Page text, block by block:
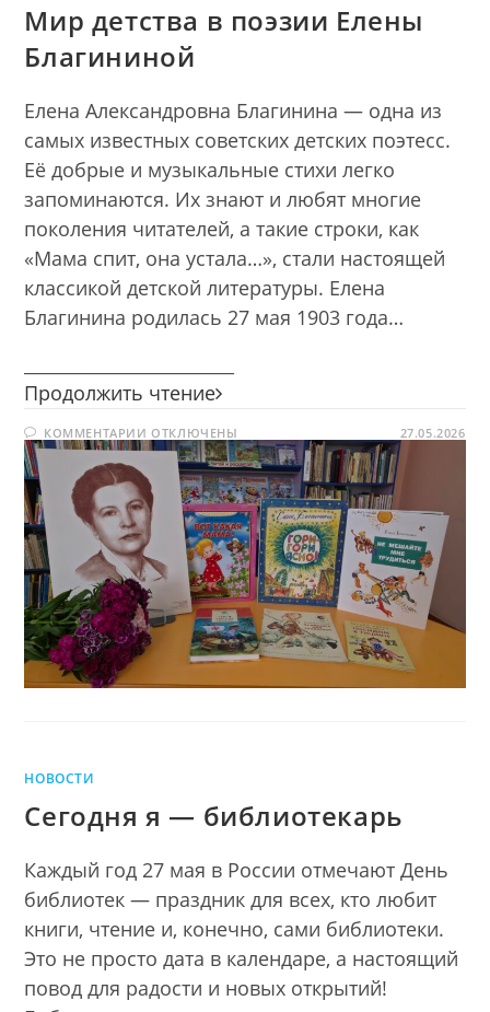
Мир детства в поэзии Елены
Благининой
Елена Александровна Благинина — одна из
самых известных советских детских поэтесс.
Её добрые и музыкальные стихи легко
запоминаются. Их знают и любят многие
поколения читателей, а такие строки, как
«Мама спит, она устала…», стали настоящей
классикой детской литературы. Елена
Благинина родилась 27 мая 1903 года…
Продолжить чтение Мир
в
поэзии
Елены
Благининой
КОММЕНТАРИИ К
ЗАПИСИ
МИР
ДЕТСТВА
В
ПОЭЗИИ
ЕЛЕНЫ
БЛАГИНИНОЙ
ОТКЛЮЧЕНЫ 27.05.2026
НОВОСТИ
Сегодня я — библиотекарь
Каждый год 27 мая в России отмечают День
библиотек — праздник для всех, кто любит
книги, чтение и, конечно, сами библиотеки.
Это не просто дата в календаре, а настоящий
повод для радости и новых открытий!